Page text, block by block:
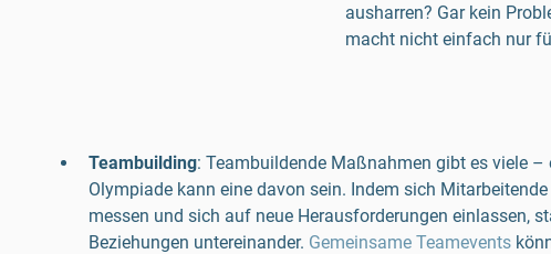
ausharren? Gar kein
macht nicht einfach nur
Teambuilding: Teambuildende Maßnahmen gibt es viele –
Olympiade kann eine davon sein. Indem sich
messen und sich auf neue Herausforderungen einlassen,
Beziehungen untereinander. Gemeinsame Teamevents